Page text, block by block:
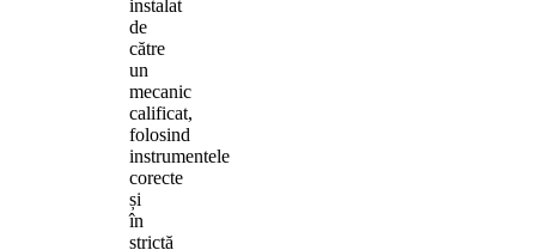
instalat
de
către
un
mecanic
calificat,
folosind
instrumentele
corecte
și
în
strictă